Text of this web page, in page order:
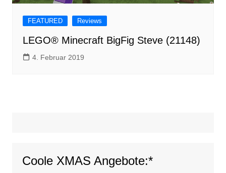
FEATURED Reviews
LEGO® Minecraft BigFig Steve (21148)
4. Februar 2019
Coole XMAS Angebote:*